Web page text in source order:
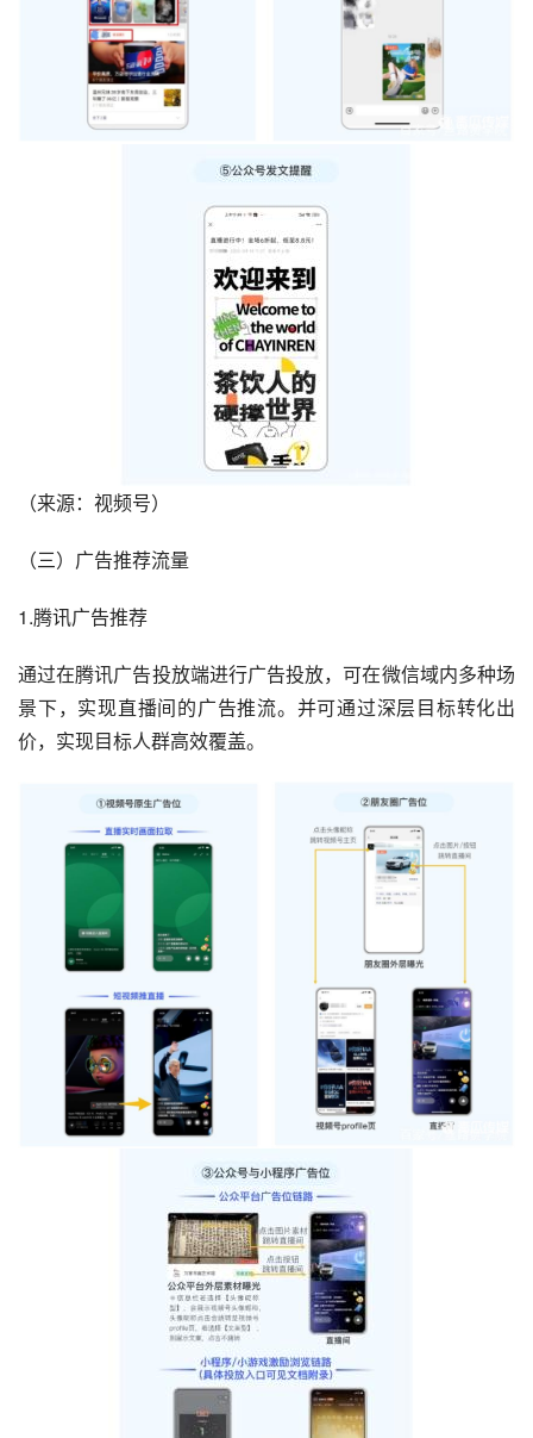
（来源：视频号）
（三）广告推荐流量
1.腾讯广告推荐
通过在腾讯广告投放端进行广告投放，可在微信域内多种场
景下，实现直播间的广告推流。并可通过深层目标转化出
价，实现目标人群高效覆盖。